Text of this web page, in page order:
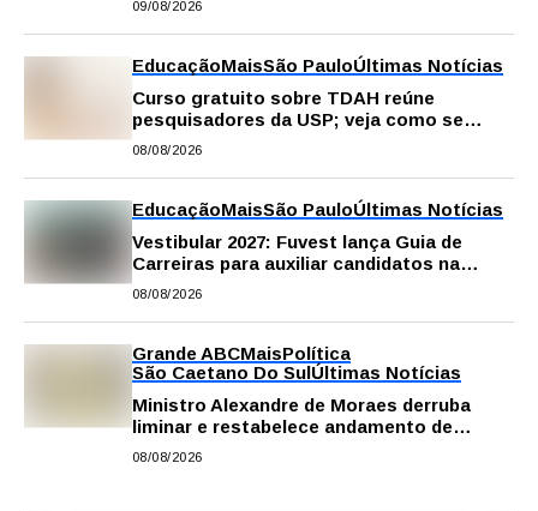
09/08/2026
EducaçãoMaisSão PauloÚltimas Notícias
Curso gratuito sobre TDAH reúne
pesquisadores da USP; veja como se
inscrever
08/08/2026
EducaçãoMaisSão PauloÚltimas Notícias
Vestibular 2027: Fuvest lança Guia de
Carreiras para auxiliar candidatos na
escolha da profissão
08/08/2026
Grande ABCMaisPolítica
São Caetano Do SulÚltimas Notícias
Ministro Alexandre de Moraes derruba
liminar e restabelece andamento de
comissão processante contra vereador
08/08/2026